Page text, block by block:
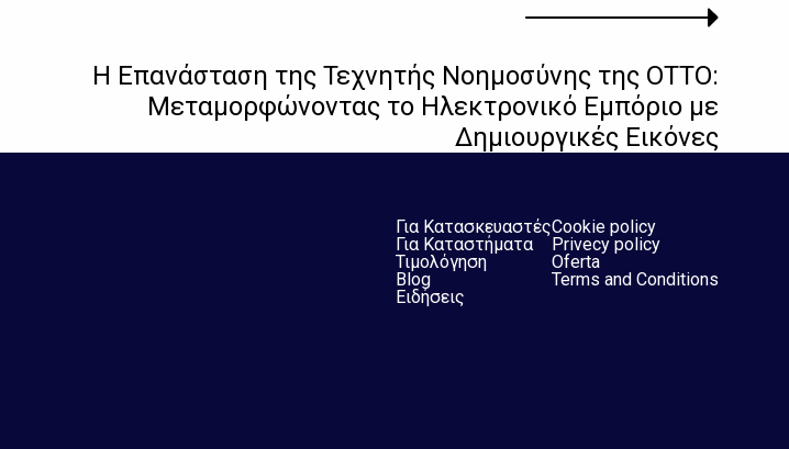
Η Επανάσταση της Τεχνητής Νοημοσύνης της OTTO:
Μεταμορφώνοντας το Ηλεκτρονικό Εμπόριο με
Δημιουργικές Εικόνες
Για Κατασκευαστές
Για Καταστήματα
Τιμολόγηση
Blog
Ειδήσεις
Cookie policy
Privecy policy
Oferta
Terms and Conditions